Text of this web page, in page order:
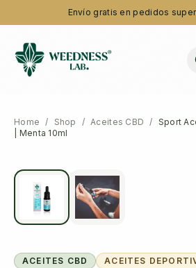
Envío gratis en pedidos
Home / Shop / Aceites CBD / Sport
| Menta 10ml
ACEITES CBD ACEITES